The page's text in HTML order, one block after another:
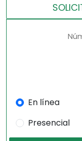
En línea
Presencial